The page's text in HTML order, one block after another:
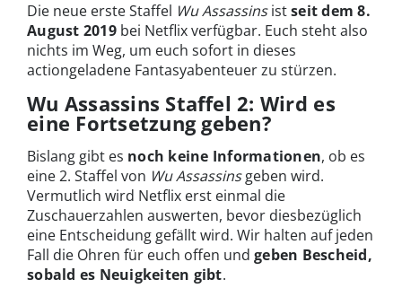
Die neue erste Staffel Wu Assassinsistseit dem 8.
August 2019bei Netflix verfügbar. Euch steht also
nichts im Weg, um euch sofort in dieses
actiongeladene Fantasyabenteuer zu stürzen.
Wu Assassins Staffel 2: Wird es
eine Fortsetzung geben?
Bislang gibt es noch keine Informationen, ob es
eine 2. Staffel von Wu Assassinsgeben wird.
Vermutlich wird Netflix erst einmal die
Zuschauerzahlen auswerten, bevor diesbezüglich
eine Entscheidung gefällt wird. Wir halten auf jeden
Fall die Ohren für euch offen und geben Bescheid,
sobald es Neuigkeiten gibt.